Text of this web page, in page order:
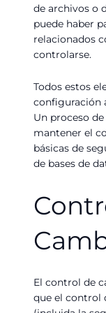
de archivos o
puede haber
relacionados
controlarse.
Todos estos
configuración
Un proceso
mantener el
básicas de
de bases de
El control de
que el control